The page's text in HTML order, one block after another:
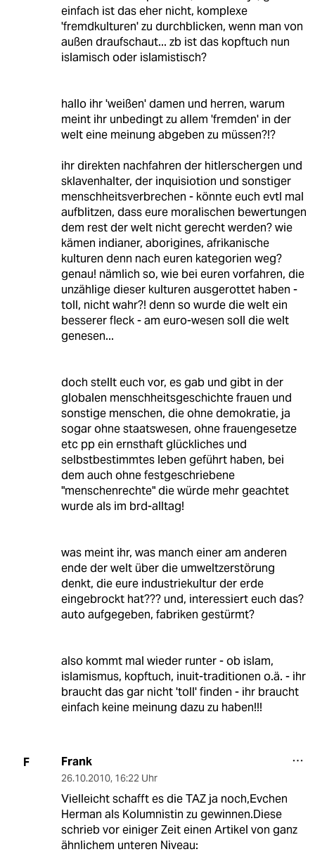
einfach ist das eher nicht, komplexe
'fremdkulturen' zu durchblicken, wenn man von
außen draufschaut... zb ist das kopftuch nun
islamisch oder islamistisch?
hallo ihr 'weißen' damen und herren, warum
meint ihr unbedingt zu allem 'fremden' in der
welt eine meinung abgeben zu müssen?!?
ihr direkten nachfahren der hitlerschergen und
sklavenhalter, der inquisiotion und sonstiger
menschheitsverbrechen - könnte euch evtl mal
aufblitzen, dass eure moralischen bewertungen
dem rest der welt nicht gerecht werden? wie
kämen indianer, aborigines, afrikanische
kulturen denn nach euren kategorien weg?
genau! nämlich so, wie bei euren vorfahren, die
unzählige dieser kulturen ausgerottet haben -
toll, nicht wahr?! denn so wurde die welt ein
besserer fleck - am euro-wesen soll die welt
genesen...
doch stellt euch vor, es gab und gibt in der
globalen menschheitsgeschichte frauen und
sonstige menschen, die ohne demokratie, ja
sogar ohne staatswesen, ohne frauengesetze
etc pp ein ernsthaft glückliches und
selbstbestimmtes leben geführt haben, bei
dem auch ohne festgeschriebene
"menschenrechte" die würde mehr geachtet
wurde als im brd-alltag!
was meint ihr, was manch einer am anderen
ende der welt über die umweltzerstörung
denkt, die eure industriekultur der erde
eingebrockt hat??? und, interessiert euch das?
auto aufgegeben, fabriken gestürmt?
also kommt mal wieder runter - ob islam,
islamismus, kopftuch, inuit-traditionen o.ä. - ihr
braucht das gar nicht 'toll' finden - ihr braucht
einfach keine meinung dazu zu haben!!!
F Frank
26.10.2010, 16:22 Uhr
Vielleicht schafft es die TAZ ja noch,Evchen
Herman als Kolumnistin zu gewinnen.Diese
schrieb vor einiger Zeit einen Artikel von ganz
ähnlichem unteren Niveau: